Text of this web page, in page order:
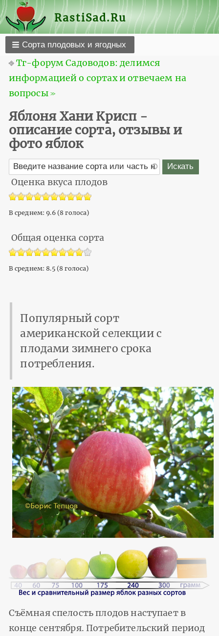
RastiSad.Ru
Сорта плодовых и ягодных
⎆Тг-форум Садоводов: делимся
информацией о сортах и отвечаем на
вопросы ≫
Яблоня Хани Крисп -
описание сорта, отзывы и
фото яблок
Оценка вкуса плодов
В среднем: 9.6 (8 голоса)
Общая оценка сорта
В среднем:8.5 (8 голоса)
Популярный сорт
американской селекции с
плодами зимнего срока
потребления.
Съёмная спелость плодов наступает в
конце сентября. Потребительский период